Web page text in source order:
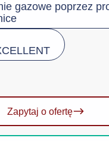
gazowe poprzez
Zapytaj o ofertę